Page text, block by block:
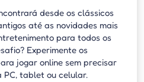
desde os clássicos
até as novidades mais
para todos os
Experimente os
jogar online sem precisar
PC, tablet ou celular.